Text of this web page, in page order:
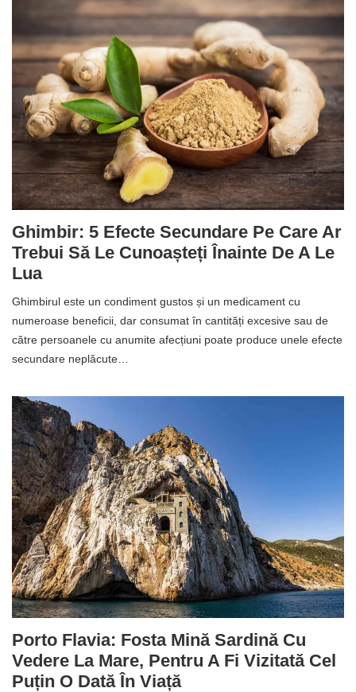
Ghimbir: 5 Efecte Secundare Pe Care Ar
Trebui Să Le Cunoașteți Înainte De A Le
Lua
Ghimbirul este un condiment gustos și un medicament cu
numeroase beneficii, dar consumat în cantități excesive sau de
către persoanele cu anumite afecțiuni poate produce unele efecte
secundare neplăcute…
Porto Flavia: Fosta Mină Sardină Cu
Vedere La Mare, Pentru A Fi Vizitată Cel
Puțin O Dată În Viață